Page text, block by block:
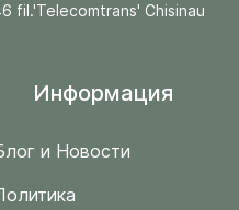
fil.'Telecomtrans' Chisinau
Информация
и Новости